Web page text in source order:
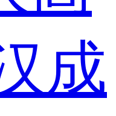
成